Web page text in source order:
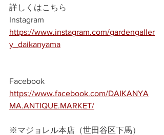
詳しくはこちら
Instagram
https://www.instagram.com/gardengaller
y_daikanyama
Facebook
https://www.facebook.com/DAIKANYA
MA.ANTIQUE.MARKET/
※マジョレル本店（世田谷区下馬）